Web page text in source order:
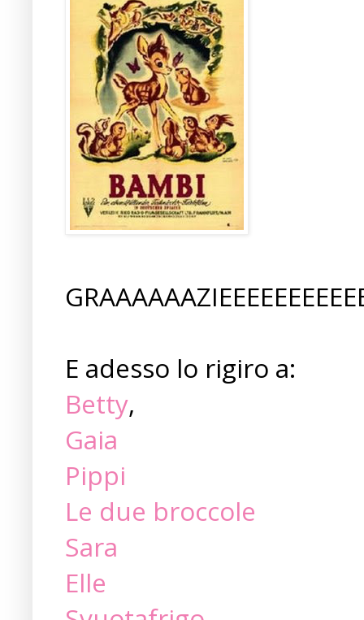
E adesso lo rigiro a:
Betty,
Gaia
Pippi
Le due broccole
Sara
Elle